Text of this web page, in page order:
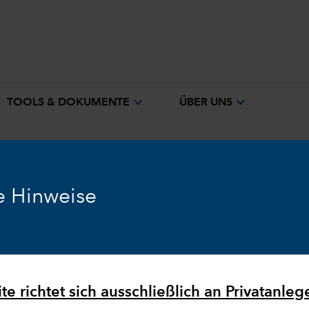
Hinweise
richtet sich ausschließlich an
TOOLS & DOKUMENTE expand_more ÜBER UNS expand_more